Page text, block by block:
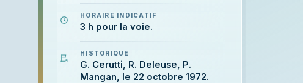
HORAIRE INDICATIF
3 h pour la voie.
HISTORIQUE
G. Cerutti, R. Deleuse, P.
Mangan, le 22 octobre 1972.